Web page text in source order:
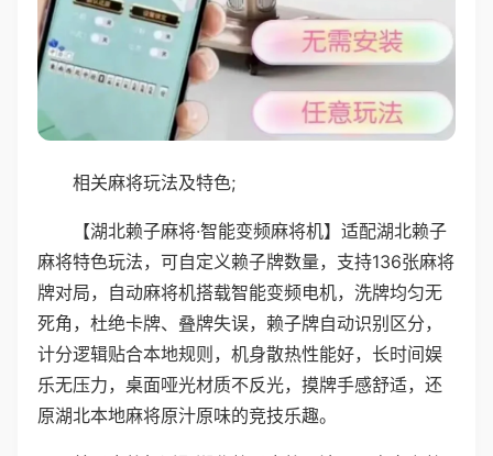
相关麻将玩法及特色;
【湖北赖子麻将·智能变频麻将机】适配湖北赖子
麻将特色玩法，可自定义赖子牌数量，支持136张麻将
牌对局，自动麻将机搭载智能变频电机，洗牌均匀无
死角，杜绝卡牌、叠牌失误，赖子牌自动识别区分，
计分逻辑贴合本地规则，机身散热性能好，长时间娱
乐无压力，桌面哑光材质不反光，摸牌手感舒适，还
原湖北本地麻将原汁原味的竞技乐趣。